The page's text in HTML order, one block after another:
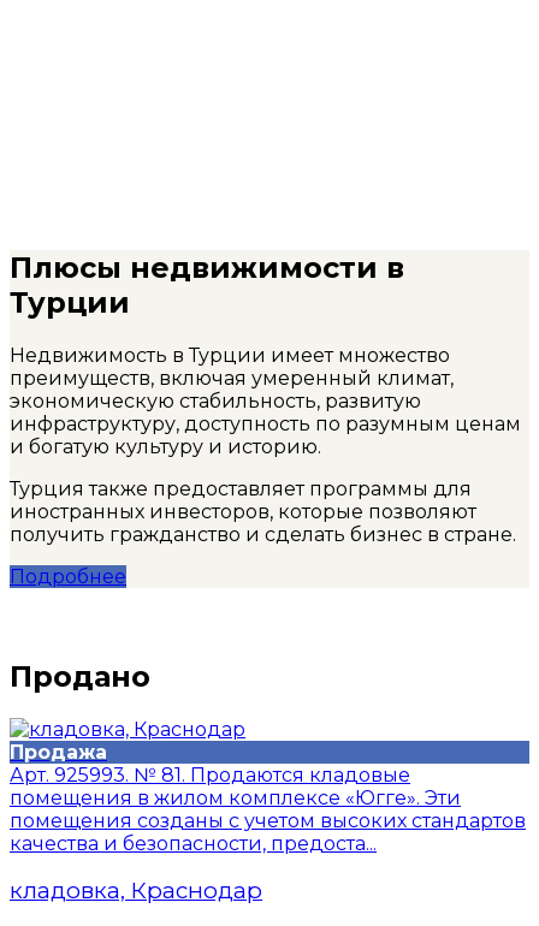
Плюсы недвижимости в
Турции
Недвижимость в Турции имеет множество
преимуществ, включая умеренный климат,
экономическую стабильность, развитую
инфраструктуру, доступность по разумным ценам
и богатую культуру и историю.
Турция также предоставляет программы для
иностранных инвесторов, которые позволяют
получить гражданство и сделать бизнес в стране.
Подробнее
Продано
Продажа
Арт. 925993. № 81. Продаются кладовые
помещения в жилом комплексе «Югге». Эти
помещения созданы с учетом высоких стандартов
качества и безопасности, предоста...
кладовка, Краснодар